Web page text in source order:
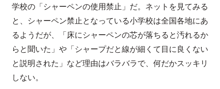
学校の「シャーペンの使用禁止」だ。ネットを見てみる
と、シャーペン禁止となっている小学校は全国各地にあ
るようだが、「床にシャーペンの芯が落ちると汚れるか
らと聞いた」や「シャープだと線が細くて目に良くない
と説明された」など理由はバラバラで、何だかスッキリ
しない。